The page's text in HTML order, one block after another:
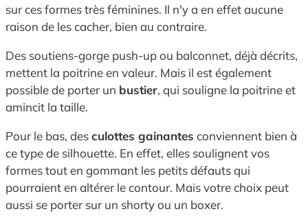
sur ces formes très féminines. Il n'y a en effet aucune
raison de les cacher, bien au contraire.
Des soutiens-gorge push-up ou balconnet, déjà décrits,
mettent la poitrine en valeur. Mais il est également
possible de porter un bustier, qui souligne la poitrine et
amincit la taille.
Pour le bas, desculottes gainantes conviennent bien à
ce type de silhouette. En effet, elles soulignent vos
formes tout en gommant les petits défauts qui
pourraient en altérer le contour. Mais votre choix peut
aussi se porter sur un shorty ou un boxer.